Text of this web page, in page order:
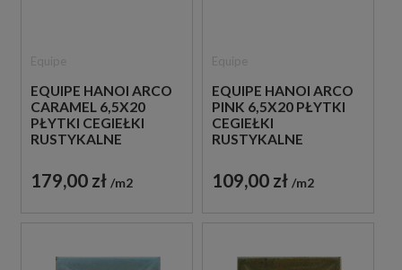
EQUIPE HANOI ARCO
CARAMEL 6,5X20
PŁYTKI CEGIEŁKI
RUSTYKALNE
179,00 zł m2
EQUIPE HANOI ARCO
PINK 6,5X20 PŁYTKI
CEGIEŁKI
RUSTYKALNE
109,00 zł m2